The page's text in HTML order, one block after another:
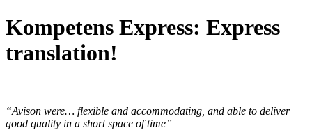
Kompetens Express: Express
translation!
“Avison were… flexible and accommodating, and able to deliver
good quality in a short space of time”